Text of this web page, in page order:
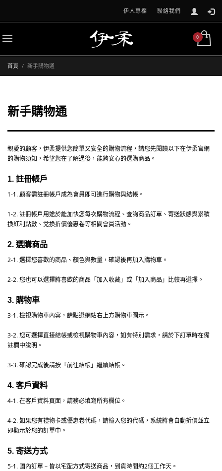
伊人專欄 聯絡我們
首頁 新手購物通
新手購物通
親愛的顧客，伊柔提供您簡單又安全的購物流程，請您先閱讀以下在伊柔官網
的購物須知，希望您在了解過後，能夠安心的選購商品。
1. 註冊帳戶
1-1.顧客需註冊帳戶成為會員即可進行購物與結帳。
1-2.註冊帳戶用途於能加快您每次購物流程、查詢商品訂單、寄送狀態與累積
換紅利點數、兌換折價優惠卷等相關會員活動。
2. 選購商品
2-1.選擇您喜歡的商品、顏色與數量，確認後再加入購物車。
2-2.您也可以選擇將喜歡的商品「加入收藏」或「加入商品」比較再選擇。
3. 購物車
3-1.檢視購物車內容，請點選網站右上方購物車圖示。
3-2.您可選擇直接結帳或檢視購物車內容，如有特別需求，請於下訂單時在備
註欄中說明。
3-3.確認完成後請按「前往結帳」 繼續結帳。
4. 客戶資料
4-1.在客戶資料頁面，請務必填寫所有欄位。
4-2.如果您有禮物卡或優惠卷代碼，請輸入您的代碼 ，系統將會自動折價並立
即顯示於您的訂單中。
5. 寄送方式
5-1. 國內訂單– 皆以宅配方式寄送商品，到貨時間約2個工作天。